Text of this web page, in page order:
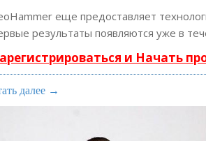
еще предоставляет
результаты появляются уже в
и Начать
далее →